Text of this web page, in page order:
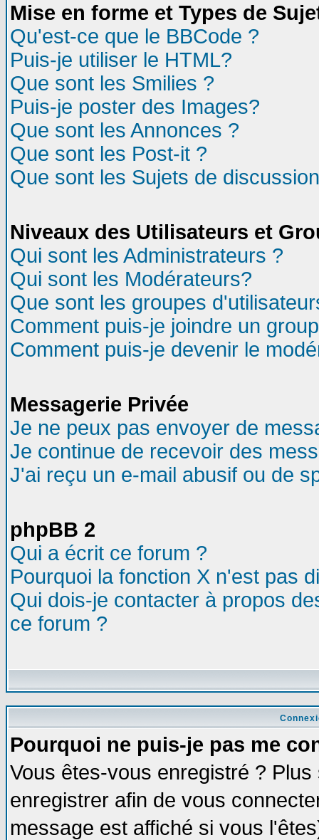
Mise en forme et Types de
Qu'est-ce que le BBCode ?
Puis-je utiliser le HTML?
Que sont les Smilies ?
Puis-je poster des Images?
Que sont les Annonces ?
Que sont les Post-it ?
Que sont les Sujets de
Niveaux des Utilisateurs et
Qui sont les Administrateurs ?
Qui sont les Modérateurs?
Que sont les groupes
Comment puis-je joindre un
Comment puis-je devenir le
Messagerie Privée
Je ne peux pas envoyer de
Je continue de recevoir des
J'ai reçu un e-mail abusif ou de
phpBB 2
Qui a écrit ce forum ?
Pourquoi la fonction X n'est pas
Qui dois-je contacter à propos
ce forum ?
Pourquoi ne puis-je pas me
Vous êtes-vous enregistré ?
enregistrer afin de vous
message est affiché si vous